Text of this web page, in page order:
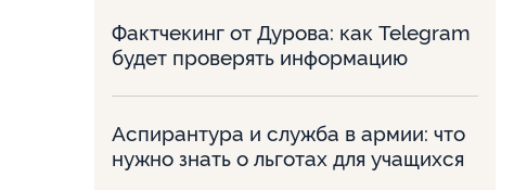
Фактчекинг от Дурова: как Telegram
будет проверять информацию
Аспирантура и служба в армии: что
нужно знать о льготах для учащихся